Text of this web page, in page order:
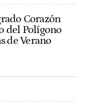
Corazón
del Polígono
de Verano